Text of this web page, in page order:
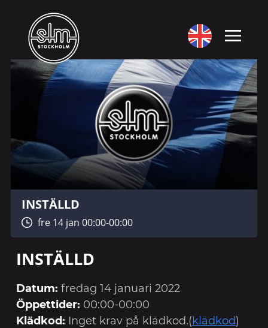
INSTÄLLD
fre 14 jan 00:00-00:00
INSTÄLLD
Datum: fredag 14 januari 2022
Öppettider: 00:00-00:00
Klädkod: Inget krav på klädkod.(klädkod)